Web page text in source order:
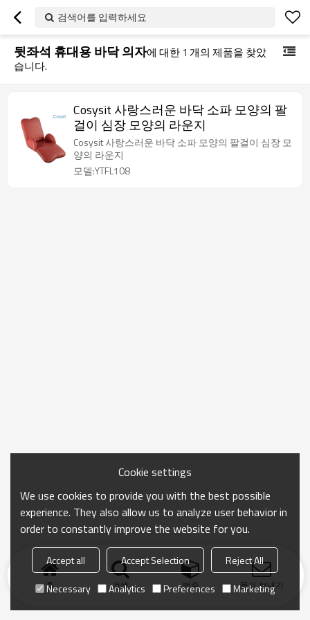
검색어를 입력하세요
뒷좌석 휴대용 바닥 의자에 대한 1 개의 제품을 찾았
습니다.
Cosysit 사랑스러운 바닥 소파 모양의 팔
걸이 심장 모양의 라운지
Cosysit 사랑스러운 바닥 소파 모양의 팔걸이 심장 모
양의 라운지
모델:YTFL108
홈 검색 범주 문의 보내기
Cookie settings
We use cookies to provide you with the best possible
experience. They also allow us to analyze user behavior in
order to constantly improve the website for you.
Accept all Accept Selection
Reject All
Necessary
Analytics Preferences Marketing